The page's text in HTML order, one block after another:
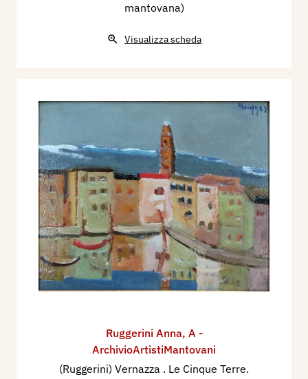
mantovana)
Visualizza scheda
Ruggerini Anna, A -
ArchivioArtistiMantovani
(Ruggerini) Vernazza . Le Cinque Terre.